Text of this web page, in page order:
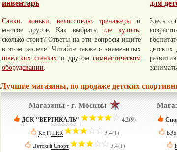
инвентарь
Санки, коньки, велосипеды,тренажеры и
многое другое. Как выбрать,где купить,
сколько стоит? Ответы на эти вопросы ищите
в этом разделе! Читайте также о знаменитых
шведских стенках и другом гимнастическом
оборудовании.
для
Здесь
Лучшие магазины, по продаже детских
Магазины - г. Москвы
ДСК "ВЕРТИКАЛЬ" 4.2(9)
KETTLER
3.4(1)
Детский Спорт­
3.4(1)